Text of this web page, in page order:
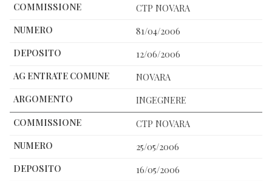
CTP NOVARA
81/04/2006
12/06/2006
NOVARA
INGEGNERE
CTP NOVARA
25/05/2006
16/05/2006